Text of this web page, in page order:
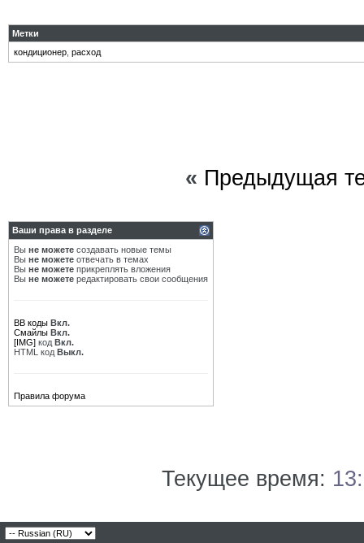
Метки
кондиционер расход
« Предыдущая
Ваши права в разделе
Вы не можете создавать новые темы
Вы не можете отвечать в темах
Вы не можете прикреплять вложения
Вы не можете редактировать свои сообщения
BB коды Вкл.
Смайлы Вкл.
[IMG] код Вкл.
HTML код Выкл.
Правила форума
Текущее время: